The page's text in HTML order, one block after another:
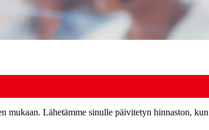
Lähetämme sinulle päivitetyn hinnaston,